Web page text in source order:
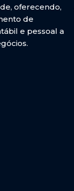
oferecendo,
de
e pessoal a